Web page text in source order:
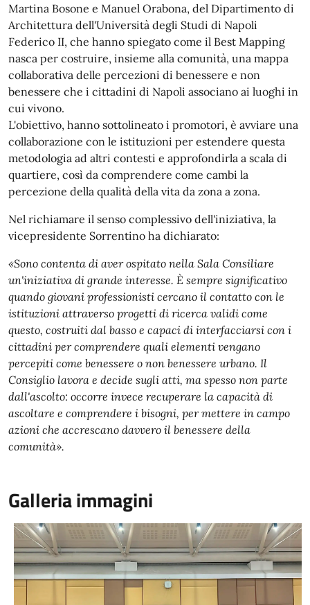
Martina Bosone e Manuel Orabona, del Dipartimento di
Architettura dell'Università degli Studi di Napoli
Federico II, che hanno spiegato come il Best Mapping
nasca per costruire, insieme alla comunità, una mappa
collaborativa delle percezioni di benessere e non
benessere che i cittadini di Napoli associano ai luoghi in
cui vivono.
L'obiettivo, hanno sottolineato i promotori, è avviare una
collaborazione con le istituzioni per estendere questa
metodologia ad altri contesti e approfondirla a scala di
quartiere, così da comprendere come cambi la
percezione della qualità della vita da zona a zona.
Nel richiamare il senso complessivo dell'iniziativa, la
vicepresidente Sorrentino ha dichiarato:
«Sono contenta di aver ospitato nella Sala Consiliare
un'iniziativa di grande interesse. È sempre significativo
quando giovani professionisti cercano il contatto con le
istituzioni attraverso progetti di ricerca validi come
questo, costruiti dal basso e capaci di interfacciarsi con i
cittadini per comprendere quali elementi vengano
percepiti come benessere o non benessere urbano. Il
Consiglio lavora e decide sugli atti, ma spesso non parte
dall'ascolto: occorre invece recuperare la capacità di
ascoltare e comprendere i bisogni, per mettere in campo
azioni che accrescano davvero il benessere della
comunità».
Galleria immagini